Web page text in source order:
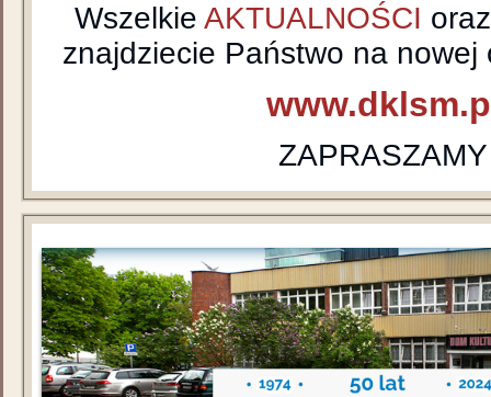
WszelkieAKTUALNOŚCI
znajdziecie Państwo na nowej
ZAPRASZAMY